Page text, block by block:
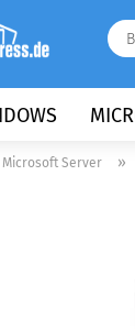
Microsoft Server »